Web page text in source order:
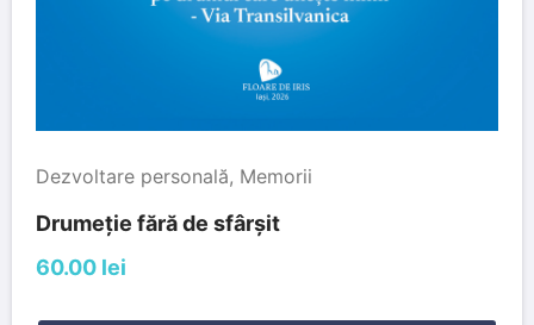
Dezvoltare personală, Memorii
Drumeție fără de sfârșit
60.00 lei